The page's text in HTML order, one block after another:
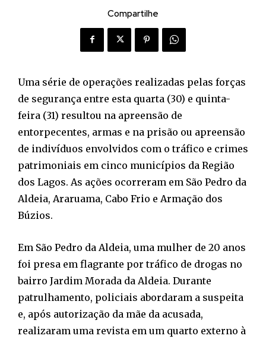
Compartilhe
Uma série de operações realizadas pelas forças
de segurança entre esta quarta (30) e quinta-
feira (31) resultou na apreensão de
entorpecentes, armas e na prisão ou apreensão
de indivíduos envolvidos com o tráfico e crimes
patrimoniais em cinco municípios da Região
dos Lagos. As ações ocorreram em São Pedro da
Aldeia, Araruama, Cabo Frio e Armação dos
Búzios.
Em São Pedro da Aldeia, uma mulher de 20 anos
foi presa em flagrante por tráfico de drogas no
bairro Jardim Morada da Aldeia. Durante
patrulhamento, policiais abordaram a suspeita
e, após autorização da mãe da acusada,
realizaram uma revista em um quarto externo à